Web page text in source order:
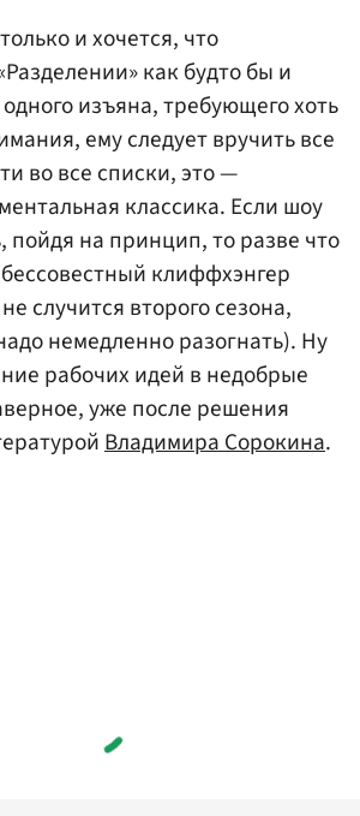
и хочется, что
как будто бы и
изъяна, требующего хоть
ему следует вручить все
во все списки, это —
классика. Если шоу
пойдя на принцип, то разве что
клиффхэнгер
случится второго сезона,
немедленно разогнать). Ну
рабочих идей в недобрые
уже после решения
Владимира Сорокина.